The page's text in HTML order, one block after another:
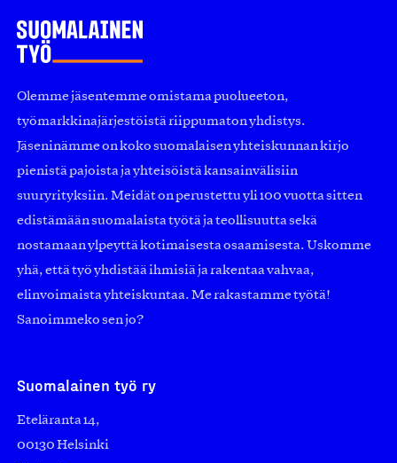
Olemme jäsentemme omistama puolueeton,
työmarkkinajärjestöistä riippumaton yhdistys.
Jäseninämme on koko suomalaisen yhteiskunnan kirjo
pienistä pajoista ja yhteisöistä kansainvälisiin
suuryrityksiin. Meidät on perustettu yli 100 vuotta sitten
edistämään suomalaista työtä ja teollisuutta sekä
nostamaan ylpeyttä kotimaisesta osaamisesta. Uskomme
yhä, että työ yhdistää ihmisiä ja rakentaa vahvaa,
elinvoimaista yhteiskuntaa. Me rakastamme työtä!
Sanoimmeko sen jo?
Suomalainen työ ry
Eteläranta 14,
00130 Helsinki